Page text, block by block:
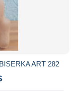
ART 282